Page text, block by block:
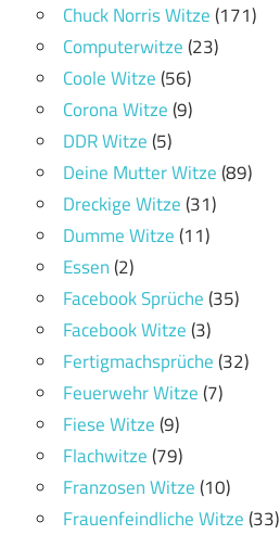
Chuck Norris Witze(171)
Computerwitze(23)
Coole Witze(56)
Corona Witze(9)
DDR Witze(5)
Deine Mutter Witze(89)
Dreckige Witze(31)
Dumme Witze(11)
Essen(2)
Facebook Sprüche(35)
Facebook Witze(3)
Fertigmachsprüche(32)
Feuerwehr Witze(7)
Fiese Witze(9)
Flachwitze(79)
Franzosen Witze(10)
Frauenfeindliche Witze(33)